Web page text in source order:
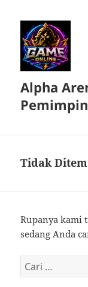
Alpha
Pemimpin
Tidak
Rupanya kami
sedang Anda
Cari
untuk: